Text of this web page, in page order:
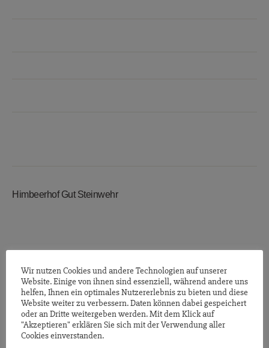
Himbeerhof Gut Steinwehr
Gutshof direkt am Nord-Ostsee-Kanal.
Gutsverwaltung Steinwehr
Wir nutzen Cookies und andere Technologien auf unserer
Website. Einige von ihnen sind essenziell, während andere uns
helfen, Ihnen ein optimales Nutzererlebnis zu bieten und diese
Website weiter zu verbessern. Daten können dabei gespeichert
oder an Dritte weitergeben werden. Mit dem Klick auf
"Akzeptieren" erklären Sie sich mit der Verwendung aller
Cookies einverstanden.